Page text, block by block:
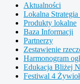
Aktualności
Lokalna
Produkty lokalne
Baza Informacji
Partnerzy
Zestawienie
Harmonogram
Edukacja Bliżej
Festiwal 4